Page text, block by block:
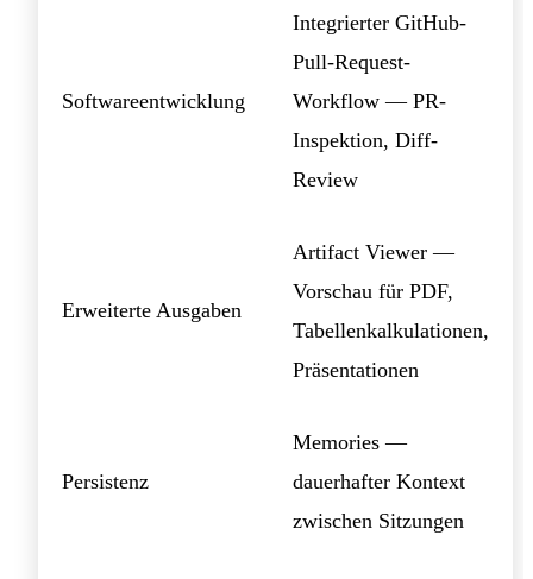
Softwareentwicklung
Integrierter GitHub-
Pull-Request-
Workflow — PR-
Inspektion, Diff-
Review
Erweiterte Ausgaben
Artifact Viewer —
Vorschau für PDF,
Tabellenkalkulationen,
Präsentationen
Persistenz
Memories —
dauerhafter Kontext
zwischen Sitzungen